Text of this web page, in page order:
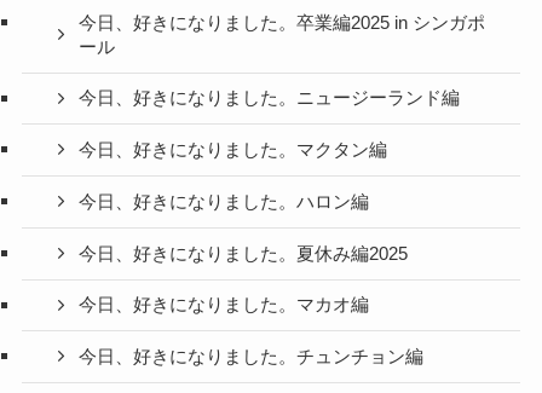
今日、好きになりました。卒業編2025 in シンガポ
ール
今日、好きになりました。ニュージーランド編
今日、好きになりました。マクタン編
今日、好きになりました。ハロン編
今日、好きになりました。夏休み編2025
今日、好きになりました。マカオ編
今日、好きになりました。チュンチョン編